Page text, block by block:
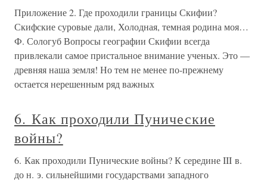
Приложение 2. Где проходили границы Скифии?
Скифские суровые дали, Холодная, темная родина моя…
Ф. Сологуб Вопросы географии Скифии всегда
привлекали самое пристальное внимание ученых. Это —
древняя наша земля! Но тем не менее по-прежнему
остается нерешенным ряд важных
6. Как проходили Пунические
войны?
6. Как проходили Пунические войны? К середине III в.
до н. э. сильнейшими государствами западного